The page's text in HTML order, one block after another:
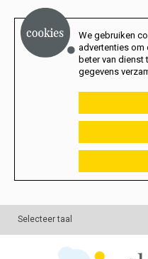
We gebruiken
advertenties om
beter van dienst
gegevens
Selecteer taal